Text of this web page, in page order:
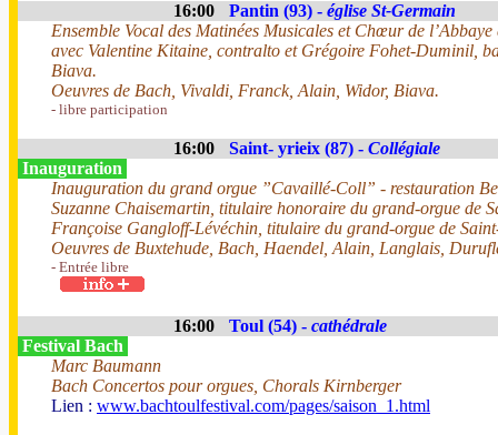
16:00 Pantin (93) - église St-Germain
Ensemble Vocal des Matinées Musicales et Chœur de
avec Valentine Kitaine, contralto et Grégoire Fohet-Duminil,
Biava.
Oeuvres de Bach, Vivaldi, Franck, Alain, Widor, Biava.
- libre participation
16:00 Saint- yrieix (87) - Collégiale
Inauguration
Inauguration du grand orgue ”Cavaillé-Coll” - restauration
Suzanne Chaisemartin, titulaire honoraire du grand-orgue de
Françoise Gangloff-Lévéchin, titulaire du grand-orgue de
Oeuvres de Buxtehude, Bach, Haendel, Alain, Langlais,
- Entrée libre
16:00 Toul (54) - cathédrale
Festival Bach
Marc Baumann
Bach Concertos pour orgues, Chorals Kirnberger
Lien : www.bachtoulfestival.com/pages/saison_1.html